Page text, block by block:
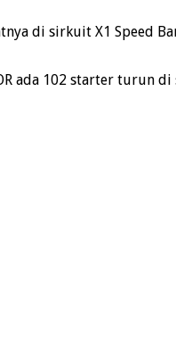
di sirkuit X1 Speed
ada 102 starter turun